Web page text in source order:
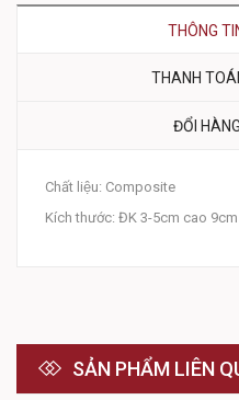
THÔNG
THANH
ĐỔI
Chất liệu: Composite
Kích thước: ĐK 3-5cm cao 9cm
SẢN PHẨM LIÊN